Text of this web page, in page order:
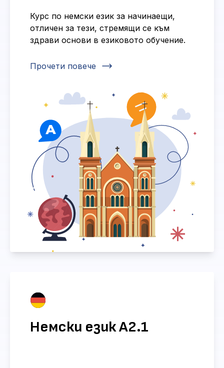
Курс по немски език за начинаещи,
отличен за тези, стремящи се към
здрави основи в езиковото обучение.
Прочети повече
Немски език А2.1